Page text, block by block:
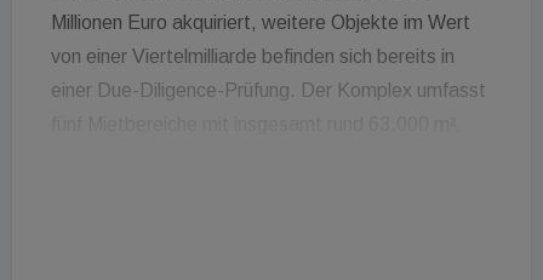
Millionen Euro akquiriert, weitere Objekte im Wert
von einer Viertelmilliarde befinden sich bereits in
einer Due-Diligence-Prüfung. Der Komplex umfasst